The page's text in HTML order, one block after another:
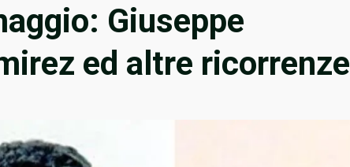
Giuseppe
ed altre ricorrenze